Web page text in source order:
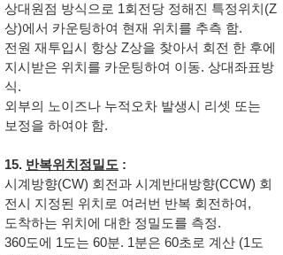
상대원점 방식으로 1회전당 정해진 특정위치(Z
상)에서 카운팅하여 현재 위치를 추측 함.
전원 재투입시 항상 Z상을 찾아서 회전 한 후에
지시받은 위치를 카운팅하여 이동. 상대좌표방
식.
외부의 노이즈나 누적오차 발생시 리셋 또는
보정을 하여야 함.
15. 반복위치정밀도 :
시계방향(CW) 회전과 시계반대방향(CCW) 회
전시 지정된 위치로 여러번 반복 회전하여,
도착하는 위치에 대한 정밀도를 측정.
360도에 1도는 60분. 1분은 60초로 계산 (1도